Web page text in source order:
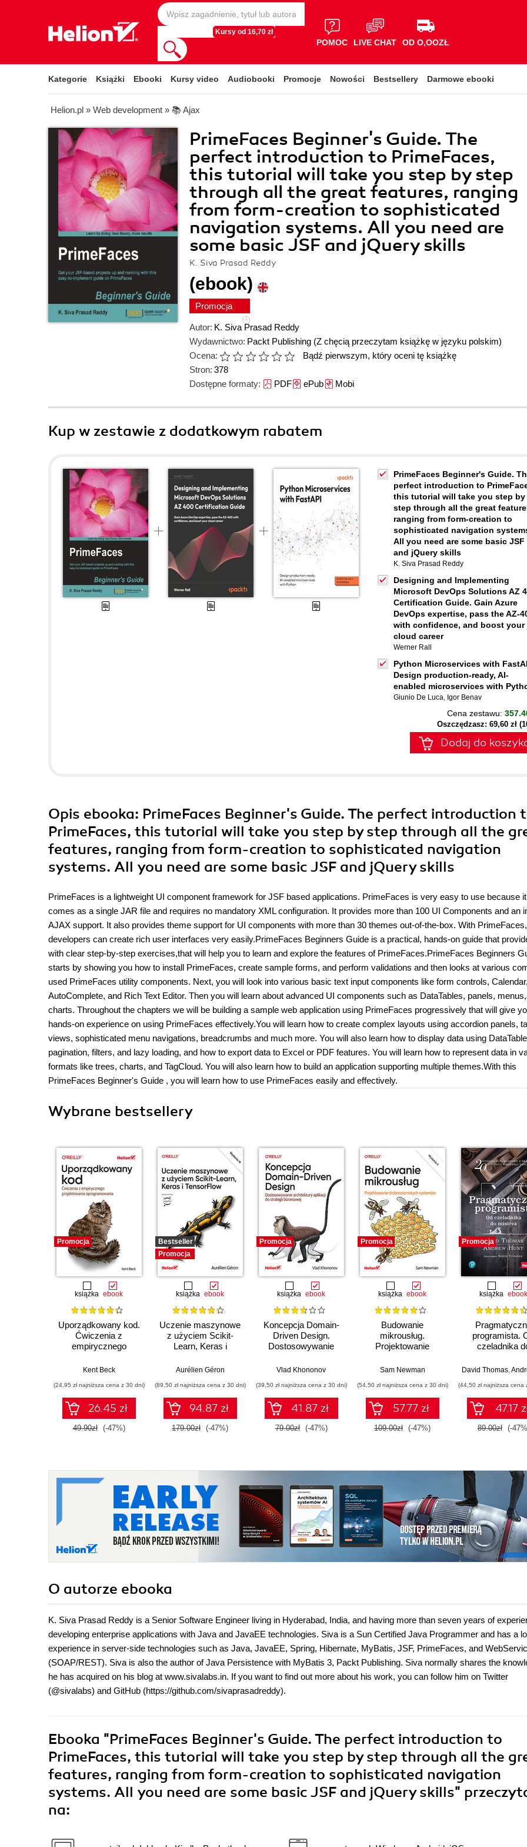
Kursy od 16,70 zł
POMOC LIVE CHAT OD O,OOZŁ
Kategorie Książki Ebooki Kursy video Audiobooki Promocje Nowości Bestsellery Darmowe ebooki
Helion.pl » Web development » 📚 Ajax
PrimeFaces Beginner's Guide. The
perfect introduction to PrimeFaces,
this tutorial will take you step by step
through all the great features, ranging
from form-creation to sophisticated
navigation systems. All you need are
some basic JSF and jQuery skills
K. Siva Prasad Reddy
(ebook)
Promocja
Autor: K. Siva Prasad Reddy
Wydawnictwo: Packt Publishing (Z chęcią przeczytam książkę w języku polskim)
Ocena:
Bądź pierwszym, który oceni tę książkę
Stron: 378
Dostępne formaty: PDFePubMobi
Kup w zestawie z dodatkowym rabatem
PrimeFaces Beginner's Guide.
perfect introduction to
this tutorial will take you step by
step through all the great
ranging from form-creation to
sophisticated navigation
All you need are some basic JSF
and jQuery skills
K. Siva Prasad Reddy
Designing and Implementing
Microsoft DevOps Solutions AZ
Certification Guide. Gain Azure
DevOps expertise, pass the AZ-
with confidence, and boost your
cloud career
Werner Rall
Python Microservices with
Design production-ready, AI-
enabled microservices with
Giunio De Luca, Igor Benav
Cena zestawu:
Oszczędzasz: 69,60 zł
Dodaj do
Opis ebooka: PrimeFaces Beginner's Guide. The perfect introduction
PrimeFaces, this tutorial will take you step by step through all the
features, ranging from form-creation to sophisticated navigation
systems. All you need are some basic JSF and jQuery skills
PrimeFaces is a lightweight UI component framework for JSF based applications. PrimeFaces is very easy to use because it
comes as a single JAR file and requires no mandatory XML configuration. It provides more than 100 UI Components and an
AJAX support. It also provides theme support for UI components with more than 30 themes out-of-the-box. With PrimeFaces,
developers can create rich user interfaces very easily.PrimeFaces Beginners Guide is a practical, hands-on guide that
with clear step-by-step exercises,that will help you to learn and explore the features of PrimeFaces.PrimeFaces Beginners
starts by showing you how to install PrimeFaces, create sample forms, and perform validations and then looks at various
used PrimeFaces utility components. Next, you will look into various basic text input components like form controls, Calendar,
AutoComplete, and Rich Text Editor. Then you will learn about advanced UI components such as DataTables, panels,
charts. Throughout the chapters we will be building a sample web application using PrimeFaces progressively that will give
hands-on experience on using PrimeFaces effectively.You will learn how to create complex layouts using accordion panels,
views, sophisticated menu navigations, breadcrumbs and much more. You will also learn how to display data using
pagination, filters, and lazy loading, and how to export data to Excel or PDF features. You will learn how to represent data in
formats like trees, charts, and TagCloud. You will also learn how to build an application supporting multiple themes.With this
PrimeFaces Beginner's Guide , you will learn how to use PrimeFaces easily and effectively.
Wybrane bestsellery
Promocja
książka ebook
Uporządkowany kod.
Ćwiczenia z
empirycznego
oprogramowania
Kent Beck
(24,95 zł najniższa cena z 30 dni)
26.45 zł
49.90zł (-47%)
Bestseller
Promocja
książka ebook
Uczenie maszynowe
z użyciem Scikit-
Learn, Keras i
III
Aurélien Géron
(89,50 zł najniższa cena z 30 dni)
94.87 zł
179.00zł (-47%)
Promocja
książka ebook
Koncepcja Domain-
Driven Design.
Dostosowywanie
do strategii
Vlad Khononov
(39,50 zł najniższa cena z 30 dni)
41.87 zł
79.00zł (-47%)
Promocja
książka ebook
Budowanie
mikrousług.
Projektowanie
systemów. Wydanie
Sam Newman
(54,50 zł najniższa cena z 30 dni)
57.77 zł
109.00zł (-47%)
Promocja
książka ebook
programista.
czeladnika
David Thomas,Andrew
(44,50 zł najniższa cena
47.17
89.00zł (-
O autorze ebooka
K. Siva Prasad Reddy is a Senior Software Engineer living in Hyderabad, India, and having more than seven years of
developing enterprise applications with Java and JavaEE technologies. Siva is a Sun Certified Java Programmer and has a
experience in server-side technologies such as Java, JavaEE, Spring, Hibernate, MyBatis, JSF, PrimeFaces, and
(SOAP/REST). Siva is also the author of Java Persistence with MyBatis 3, Packt Publishing. Siva normally shares the
he has acquired on his blog at www.sivalabs.in. If you want to find out more about his work, you can follow him on Twitter
(@sivalabs) and GitHub (https://github.com/sivaprasadreddy).
Ebooka "PrimeFaces Beginner's Guide. The perfect introduction to
PrimeFaces, this tutorial will take you step by step through all the
features, ranging from form-creation to sophisticated navigation
systems. All you need are some basic JSF and jQuery skills"
na: